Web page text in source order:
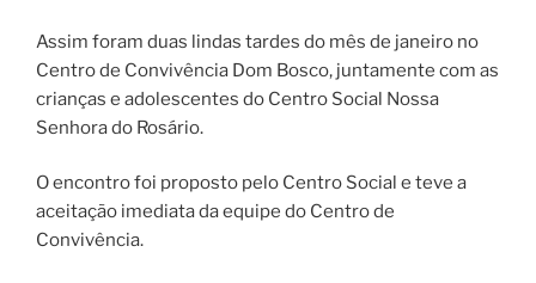
Assim foram duas lindas tardes do mês de janeiro no
Centro de Convivência Dom Bosco, juntamente com as
crianças e adolescentes do Centro Social Nossa
Senhora do Rosário.
O encontro foi proposto pelo Centro Social e teve a
aceitação imediata da equipe do Centro de
Convivência.